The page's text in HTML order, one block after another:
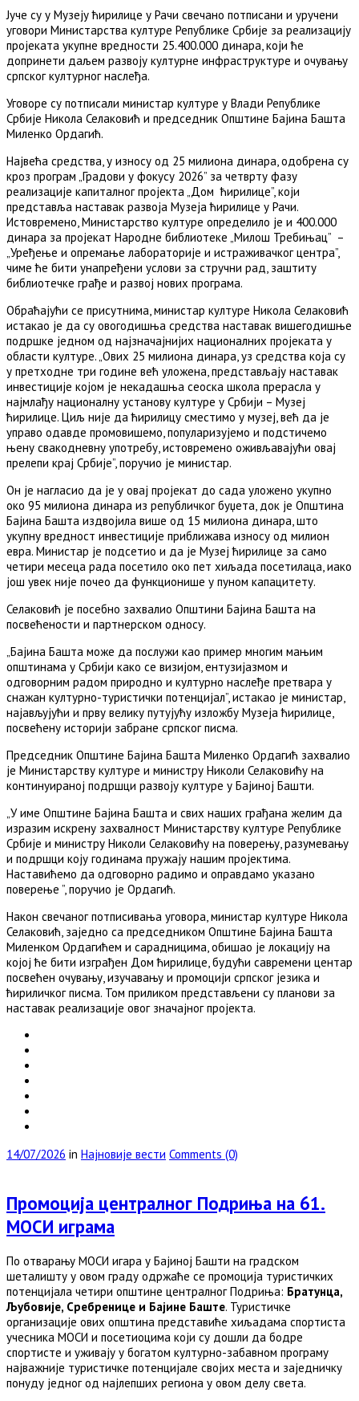
Јуче су у Музеју ћирилице у Рачи свечано потписани и уручени
уговори Министарства културе Републике Србије за реализацију
пројеката укупне вредности 25.400.000 динара, који ће
допринети даљем развоју културне инфраструктуре и очувању
српског културног наслеђа.
Уговоре су потписали министар културе у Влади Републике
Србије Никола Селаковић и председник Општине Бајина Башта
Миленко Ордагић.
Највећа средства, у износу од 25 милиона динара, одобрена су
кроз програм „Градови у фокусу 2026” за четврту фазу
реализације капиталног пројекта „Дом ћирилице”, који
представља наставак развоја Музеја ћирилице у Рачи.
Истовремено, Министарство културе определило је и 400.000
динара за пројекат Народне библиотеке „Милош Требињац” –
„Уређење и опремање лабораторије и истраживачког центра”,
чиме ће бити унапређени услови за стручни рад, заштиту
библиотечке грађе и развој нових програма.
Обраћајући се присутнима, министар културе Никола Селаковић
истакао је да су овогодишња средства наставак вишегодишње
подршке једном од најзначајнијих националних пројеката у
области културе. „Ових 25 милиона динара, уз средства која су
у претходне три године већ уложена, представљају наставак
инвестиције којом је некадашња сеоска школа прерасла у
најмлађу националну установу културе у Србији – Музеј
ћирилице. Циљ није да ћирилицу сместимо у музеј, већ да је
управо одавде промовишемо, популаризујемо и подстичемо
њену свакодневну употребу, истовремено оживљавајући овај
прелепи крај Србије”, поручио је министар.
Он је нагласио да је у овај пројекат до сада уложено укупно
око 95 милиона динара из републичког буџета, док је Општина
Бајина Башта издвојила више од 15 милиона динара, што
укупну вредност инвестиције приближава износу од милион
евра. Министар је подсетио и да је Музеј ћирилице за само
четири месеца рада посетило око пет хиљада посетилаца, иако
још увек није почео да функционише у пуном капацитету.
Селаковић је посебно захвалио Општини Бајина Башта на
посвећености и партнерском односу.
„Бајина Башта може да послужи као пример многим мањим
општинама у Србији како се визијом, ентузијазмом и
одговорним радом природно и културно наслеђе претвара у
снажан културно-туристички потенцијал”, истакао је министар,
најављујући и прву велику путујућу изложбу Музеја ћирилице,
посвећену историји забране српског писма.
Председник Општине Бајина Башта Миленко Ордагић захвалио
је Министарству културе и министру Николи Селаковићу на
континуираној подршци развоју културе у Бајиној Башти.
„У име Општине Бајина Башта и свих наших грађана желим да
изразим искрену захвалност Министарству културе Републике
Србије и министру Николи Селаковићу на поверењу, разумевању
и подршци коју годинама пружају нашим пројектима.
Наставићемо да одговорно радимо и оправдамо указано
поверење ”, поручио је Ордагић.
Након свечаног потписивања уговора, министар културе Никола
Селаковић, заједно са председником Општине Бајина Башта
Миленком Ордагићем и сарадницима, обишао је локацију на
којој ће бити изграђен Дом ћирилице, будући савремени центар
посвећен очувању, изучавању и промоцији српског језика и
ћириличког писма. Том приликом представљени су планови за
наставак реализације овог значајног пројекта.
14/07/2026 in Најновије вести Comments (0)
Промоција централног Подриња на 61.
МОСИ играма
По отварању МОСИ игара у Бајиној Башти на градском
шеталишту у овом граду одржаће се промоција туристичких
потенцијала четири општине централног Подриња: Братунца,
Љубовије, Сребренице и Бајине Баште. Туристичке
организације ових општина представиће хиљадама спортиста
учесника МОСИ и посетиоцима који су дошли да бодре
спортисте и уживају у богатом културно-забавном програму
најважније туристичке потенцијале својих места и заједничку
понуду једног од најлепших региона у овом делу света.